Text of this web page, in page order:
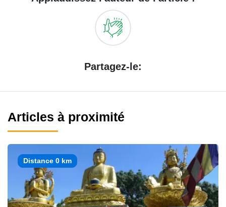
Partagez-le:
Articles à proximité
Distance 0 km